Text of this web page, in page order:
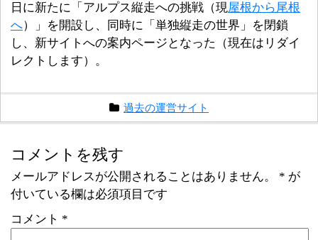
日に新たに「アルプス縦走への挑戦（現屋根から尾根
へ）」を開設し、同時に「単独縦走の世界」を閉鎖
し、新サイトへの案内ページとなった（現在はリダイ
レクトします）。
過去の運営サイト
コメントを残す
メールアドレスが公開されることはありません。 * が
付いている欄は必須項目です
コメント *